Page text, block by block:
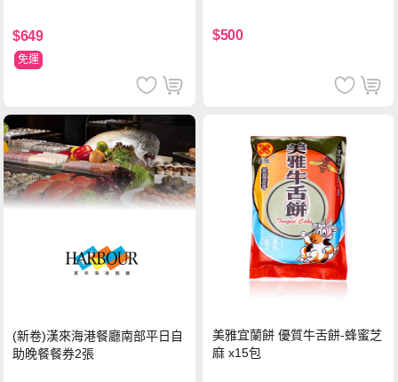
$649
免運
$500
(新卷)漢來海港餐廳南部平日自
助晚餐餐券2張
美雅宜蘭餅 優質牛舌餅-蜂蜜芝
麻 x15包